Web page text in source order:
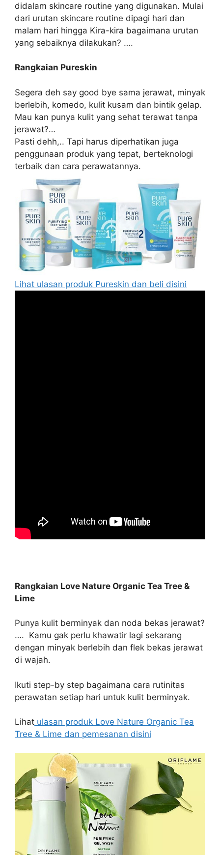
didalam skincare routine yang digunakan. Mulai
dari urutan skincare routine dipagi hari dan
malam hari hingga Kira-kira bagaimana urutan
yang sebaiknya dilakukan? ….
Rangkaian Pureskin
Segera deh say good bye sama jerawat, minyak
berlebih, komedo, kulit kusam dan bintik gelap.
Mau kan punya kulit yang sehat terawat tanpa
jerawat?…
Pasti dehh,.. Tapi harus diperhatikan juga
penggunaan produk yang tepat, berteknologi
terbaik dan cara perawatannya.
Lihat ulasan produk Pureskin dan beli disini
Rangkaian Love Nature Organic Tea Tree &
Lime
Punya kulit berminyak dan noda bekas jerawat?
…. Kamu gak perlu khawatir lagi sekarang
dengan minyak berlebih dan flek bekas jerawat
di wajah.
Ikuti step-by step bagaimana cara rutinitas
perawatan setiap hari untuk kulit berminyak.
Lihat ulasan produk Love Nature Organic Tea
Tree & Lime dan pemesanan disini